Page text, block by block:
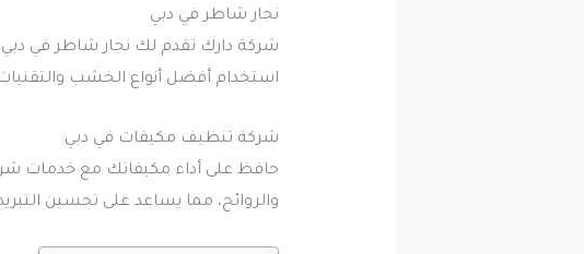
نجار شاطر في دبي
شركة دارك تقدم لك نجار شاطر في دبي
استخدام أفضل أنواع الخشب
شركة تنظيف مكيفات في دبي
حافظ على أداء مكيفاتك مع خدمات
والروائح، مما يساعد على تحسين